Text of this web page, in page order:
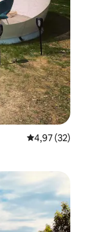
Évaluation
4,97 (32)